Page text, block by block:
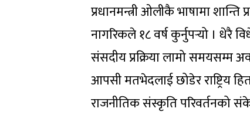
प्रधानमन्त्री ओलीकै भाषामा शान्ति
नागरिकले १८ वर्ष कुर्नुपर्‍यो ।
संसदीय प्रक्रिया लामो
आपसी मतभेदलाई छोडेर राष्ट्रिय
राजनीतिक संस्कृति परिवर्तनको